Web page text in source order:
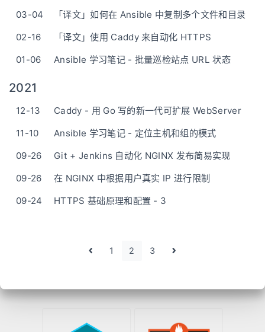
03-04
「译文」如何在 Ansible 中复制多个文件和目录
02-16
「译文」使用 Caddy 来自动化 HTTPS
01-06
Ansible 学习笔记 - 批量巡检站点 URL 状态
2021
12-13
Caddy - 用 Go 写的新一代可扩展 WebServer
11-10
Ansible 学习笔记 - 定位主机和组的模式
09-26
Git + Jenkins 自动化 NGINX 发布简易实现
09-26
在 NGINX 中根据用户真实 IP 进行限制
09-24
HTTPS 基础原理和配置 - 3
1 2 3